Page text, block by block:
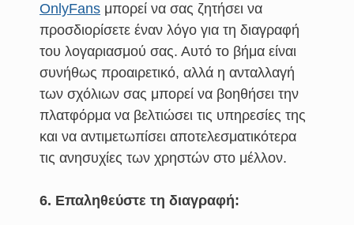
OnlyFans μπορεί να σας ζητήσει να
προσδιορίσετε έναν λόγο για τη διαγραφή
του λογαριασμού σας. Αυτό το βήμα είναι
συνήθως προαιρετικό, αλλά η ανταλλαγή
των σχόλιων σας μπορεί να βοηθήσει την
πλατφόρμα να βελτιώσει τις υπηρεσίες της
και να αντιμετωπίσει αποτελεσματικότερα
τις ανησυχίες των χρηστών στο μέλλον.
6. Επαληθεύστε τη διαγραφή: